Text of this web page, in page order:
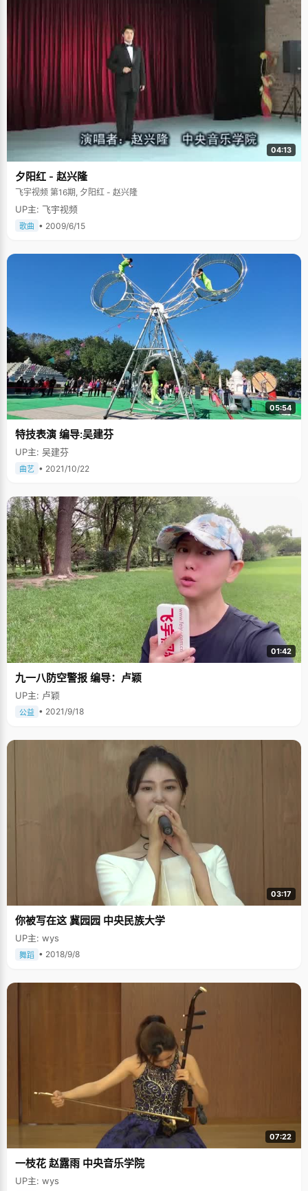
04:13
夕阳红 - 赵兴隆
飞宇视频 第16期, 夕阳红 - 赵兴隆
UP主: 飞宇视频
歌曲 • 2009/6/15
05:54
特技表演 编导:吴建芬
UP主: 吴建芬
曲艺 • 2021/10/22
01:42
九一八防空警报 编导：卢颖
UP主: 卢颖
公益 • 2021/9/18
03:17
你被写在这 冀园园 中央民族大学
UP主: wys
舞蹈 • 2018/9/8
07:22
一枝花 赵露雨 中央音乐学院
UP主: wys